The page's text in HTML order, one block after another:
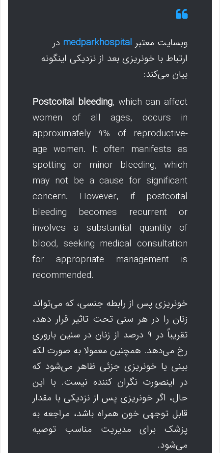
وبسایت معتبر medparkhospital در
ارتباط با خونریزی بعد از نزدیکی اینگونه
بیان می‌کند:
Postcoital bleeding, which can affect
women of all ages, occurs in
approximately 9% of reproductive-
age women. It often manifests as
spotting or minor bleeding, which
may not be a cause for significant
concern. However, if postcoital
bleeding becomes recurrent or
involves a substantial quantity of
blood, seeking medical consultation
for appropriate management is
recommended.
خونریزی پس از رابطه جنسی، که می‌تواند
زنان را در هر سنی تحت تاثیر قرار دهد،
تقریباً در 9 درصد از زنان در سنین باروری
رخ می‌دهد. همچنین معمولا به صورت لکه
بینی یا خونریزی جزئی ظاهر می‌شود که
در اینصورت نگران کننده نیست. با این
حال، اگر خونریزی پس از نزدیکی با مقدار
قابل توجهی خون همراه باشد، مراجعه به
پزشک برای مدیریت مناسب توصیه
می‌شود.